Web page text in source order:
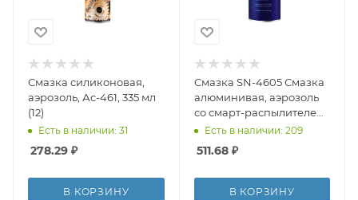
Смазка силиконовая,
аэрозоль, Ас-461, 335 мл
(12)
Есть в наличии: 31
278.29 ₽
В КОРЗИНУ
Смазка SN-4605 Смазка
алюминивая, аэрозоль
со смарт-распылителем
520 мл
Есть в наличии: 209
511.68₽
В КОРЗИНУ